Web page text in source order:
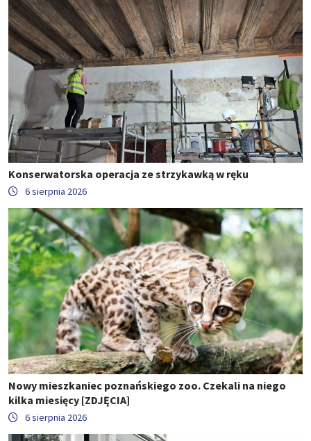
Konserwatorska operacja ze strzykawką w ręku
6 sierpnia 2026
Nowy mieszkaniec poznańskiego zoo. Czekali na niego
kilka miesięcy [ZDJĘCIA]
6 sierpnia 2026